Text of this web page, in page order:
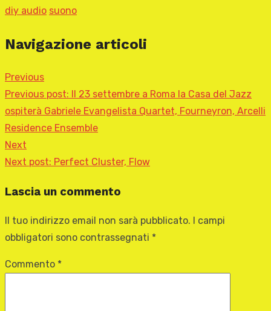
diy audio suono
Navigazione articoli
Previous
Previous post: Il 23 settembre a Roma la Casa del Jazz
ospiterà Gabriele Evangelista Quartet, Fourneyron, Arcelli
Residence Ensemble
Next
Next post: Perfect Cluster, Flow
Lascia un commento
Il tuo indirizzo email non sarà pubblicato.
I campi
obbligatori sono contrassegnati *
Commento *